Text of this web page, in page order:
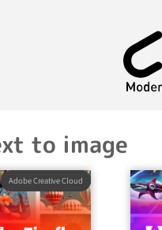
to image
Adobe Creative Cloud